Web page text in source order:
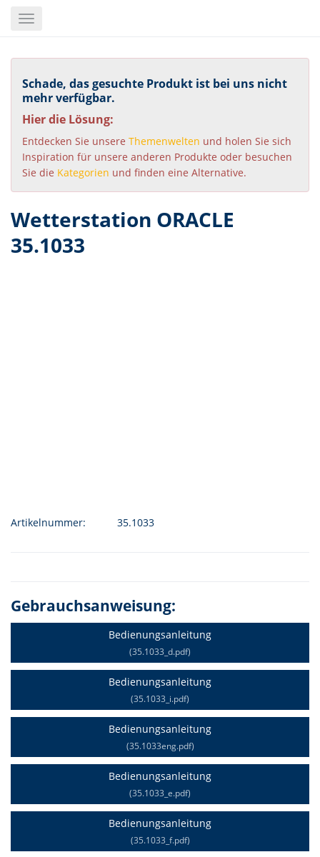
content
Toggle
Schade, das gesuchte Produkt ist bei uns nicht
mehr verfügbar.
Hier die Lösung:
Entdecken Sie unsere Themenwelten und holen Sie sich
Inspiration für unsere anderen Produkte oder besuchen
Sie die Kategorien und finden eine Alternative.
Wetterstation ORACLE
35.1033
Artikelnummer: 35.1033
Gebrauchsanweisung:
Bedienungsanleitung
(35.1033_d.pdf)
Bedienungsanleitung
(35.1033_i.pdf)
Bedienungsanleitung
(35.1033eng.pdf)
Bedienungsanleitung
(35.1033_e.pdf)
Bedienungsanleitung
(35.1033_f.pdf)